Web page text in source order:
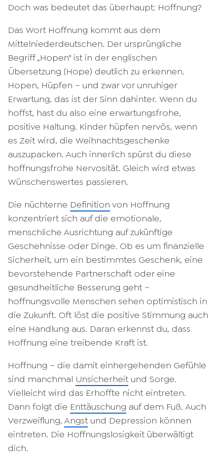
Doch was bedeutet das überhaupt: Hoffnung?
Das Wort Hoffnung kommt aus dem
Mittelniederdeutschen. Der ursprüngliche
Begriff „Hopen“ ist in der englischen
Übersetzung (Hope) deutlich zu erkennen.
Hopen, Hüpfen – und zwar vor unruhiger
Erwartung, das ist der Sinn dahinter. Wenn du
hoffst, hast du also eine erwartungsfrohe,
positive Haltung. Kinder hüpfen nervös, wenn
es Zeit wird, die Weihnachtsgeschenke
auszupacken. Auch innerlich spürst du diese
hoffnungsfrohe Nervosität. Gleich wird etwas
Wünschenswertes passieren.
Die nüchterne Definition von Hoffnung
konzentriert sich auf die emotionale,
menschliche Ausrichtung auf zukünftige
Geschehnisse oder Dinge. Ob es um finanzielle
Sicherheit, um ein bestimmtes Geschenk, eine
bevorstehende Partnerschaft oder eine
gesundheitliche Besserung geht –
hoffnungsvolle Menschen sehen optimistisch in
die Zukunft. Oft löst die positive Stimmung auch
eine Handlung aus. Daran erkennst du, dass
Hoffnung eine treibende Kraft ist.
Hoffnung – die damit einhergehenden Gefühle
sind manchmal Unsicherheit und Sorge.
Vielleicht wird das Erhoffte nicht eintreten.
Dann folgt die Enttäuschung auf dem Fuß. Auch
Verzweiflung, Angst und Depression können
eintreten. Die Hoffnungslosigkeit überwältigt
dich.